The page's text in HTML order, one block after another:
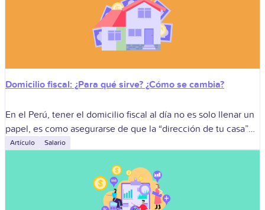
Domicilio fiscal: ¿Para qué sirve? ¿Cómo se cambia?
En el Perú, tener el domicilio fiscal al día no es solo llenar un
papel, es como asegurarse de que la “dirección de tu casa”
esté bien anotada en el
Artículo Salario